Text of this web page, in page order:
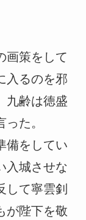
画策をして
入るのを邪
九齢は徳盛
た。
備をしてい
入城させな
して寧雲釗
が陛下を敬